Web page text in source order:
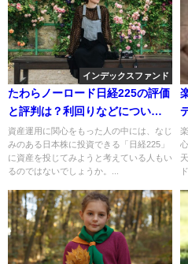
インデックスファンド
たわらノーロード日経225の評価
と評判は？利回りなどについて
解説！
資産運用に関心をもった人の中には、なじ
みのある日本株に投資できる「日経225」
に資産を投じてみようと考えている人もい
るのではないでしょうか。...